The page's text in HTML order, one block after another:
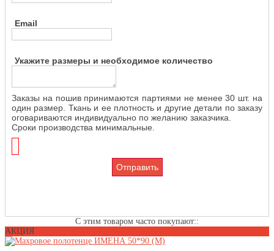
Email
Укажите размеры и необходимое количество
Заказы на пошив принимаются партиями не менее 30 шт. на
один размер. Ткань и ее плотность и другие детали по заказу
оговариваются индивидуально по желанию заказчика.
Сроки производства минимальные.
Отправить
С этим товаром часто покупают::
АКЦИЯ